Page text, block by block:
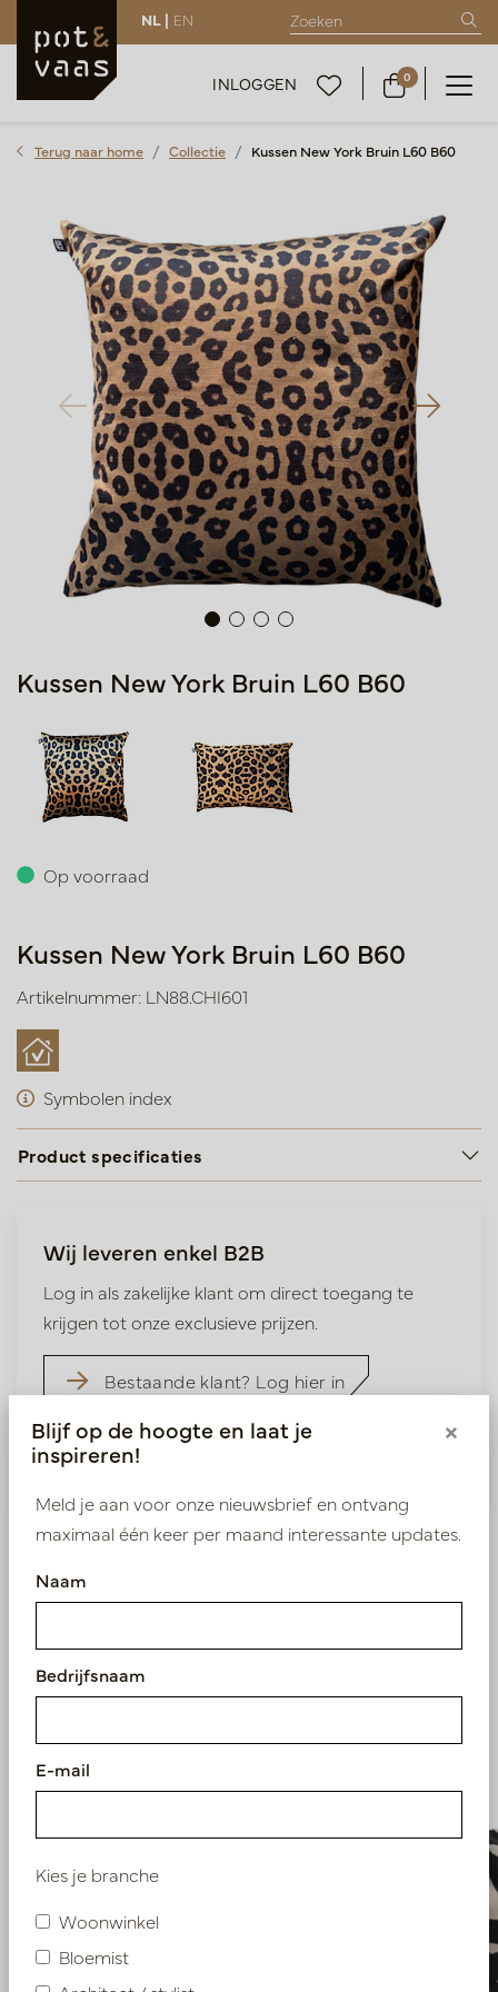
NL | EN
INLOGGEN 0
Terug naar home Collectie Kussen New York Bruin L60 B60
Kussen New York Bruin L60 B60
Op voorraad
Kussen New York Bruin L60 B60
Artikelnummer: LN88.CHI601
Symbolen index
Product specificaties
Wij leveren enkel B2B
Log in als zakelijke klant om direct toegang te
krijgen tot onze exclusieve prijzen.
Bestaande klant? Log hier in
Nieuw? Registreer hier
producten
Blijf op de hoogte en laat je
inspireren!
×
Meld je aan voor onze nieuwsbrief en ontvang
maximaal één keer per maand interessante updates.
Naam
Bedrijfsnaam
E-mail
Kies je branche
Woonwinkel
Bloemist